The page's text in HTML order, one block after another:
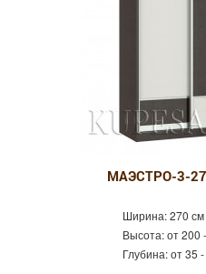
МАЭСТРО-3-
Ширина:270 см
Высота:от 200
Глубина:от 35